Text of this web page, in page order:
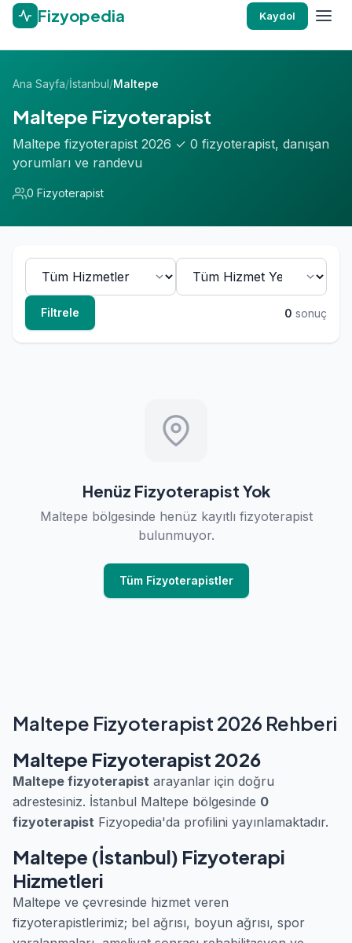
Fizyopedia Kaydol
Ana Sayfa/İstanbul/Maltepe
Maltepe Fizyoterapist
Maltepe fizyoterapist 2026 ✓ 0 fizyoterapist, danışan
yorumları ve randevu
0 Fizyoterapist
Filtrele 0 sonuç
Henüz Fizyoterapist Yok
Maltepe bölgesinde henüz kayıtlı fizyoterapist
bulunmuyor.
Tüm Fizyoterapistler
Maltepe Fizyoterapist 2026 Rehberi
Maltepe Fizyoterapist 2026
Maltepe fizyoterapist arayanlar için doğru
adrestesiniz. İstanbul Maltepe bölgesinde 0
fizyoterapist Fizyopedia'da profilini yayınlamaktadır.
Maltepe (İstanbul) Fizyoterapi
Hizmetleri
Maltepe ve çevresinde hizmet veren
fizyoterapistlerimiz; bel ağrısı, boyun ağrısı, spor